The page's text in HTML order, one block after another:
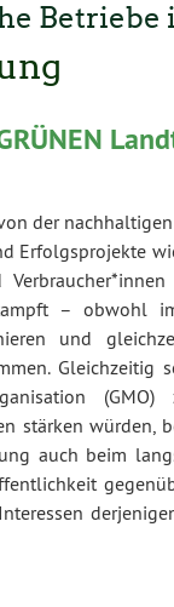
Betriebe
der
Erfolgsprojekte
– obwohl
und
Gleichzeitig
stärken würden,
auch beim